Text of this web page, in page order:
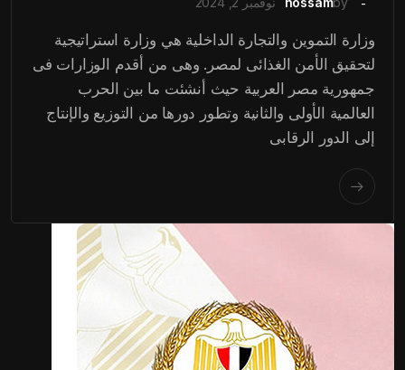
وزارة التموين والتجارة الداخلية هي وزارة استراتيجية
لتحقيق الأمن الغذائى لمصر. وهى من أقدم الوزارات فى
جمهورية مصر العربية حيث أنشئت ما بين الحرب
العالمية الأولى والثانية وتطور دورها من التوزيع والإنتاج
إلى الدور الرقابى